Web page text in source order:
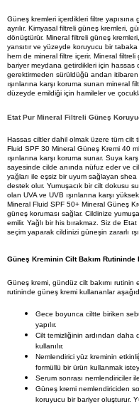
Güneş kremleri içerdikleri filtre
ayrılır. Kimyasal filtreli güneş kremleri,
dönüştürür. Mineral filtreli güneş
yansıtır ve yüzeyde koruyucu bir
hem de mineral filtre içerir. Mineral
bariyer meydana getirdikleri için hassas
gerektirmeden sürüldüğü andan
ışınlarına karşı koruma sunan mineral
düzeyde emildiği için hamileler ve
Etat Pur Mineral Filtreli Güneş
Hassas ciltler dahil olmak üzere tüm cilt
Fluid SPF 30 Mineral Güneş Kremi 40
ışınlarına karşı koruma sunar. Suya
sayesinde cilde anında nüfuz eder ve
yağları ile eşsiz bir uyum sağlayan
destek olur. Yumuşacık bir cilt dokusu
olan UVA ve UVB ışınlarına karşı
Mineral Fluid SPF 50+ Mineral Güneş
güneş koruması sağlar. Cildinize
emilir. Yağlı bir his bırakmaz. Siz de
seçim yaparak cildinizi güneşin zararlı
Güneş Kreminin Cilt Bakım Rutininde
Güneş kremi, gündüz cilt bakımı rutinin
rutininde güneş kremi kullananlar
Gece boyunca ciltte biriken
yapılır.
Cilt temizliğinin ardından daha
kullanılır.
Nemlendirici yüz kreminin
formüllü bir ürün kullanmak
Serum sonrası nemlendiriciler
Güneş kremi nemlendiriciden
koruyucu bir bariyer oluşturur.